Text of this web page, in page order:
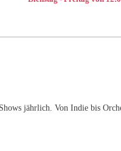
jährlich. Von Indie bis